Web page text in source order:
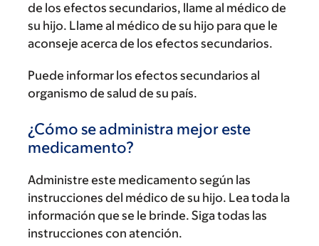
de los efectos secundarios, llame al médico de
su hijo. Llame al médico de su hijo para que le
aconseje acerca de los efectos secundarios.
Puede informar los efectos secundarios al
organismo de salud de su país.
¿Cómo se administra mejor este
medicamento?
Administre este medicamento según las
instrucciones del médico de su hijo. Lea toda la
información que se le brinde. Siga todas las
instrucciones con atención.